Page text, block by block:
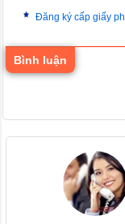
Đăng ký cấp giấy
Bình luận